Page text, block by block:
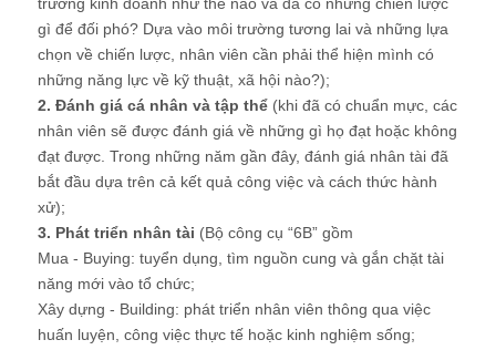
gì để đối phó? Dựa vào môi trường tương lai và những lựa
chọn về chiến lược, nhân viên cần phải thể hiện mình có
những năng lực về kỹ thuật, xã hội nào?);
2. Đánh giá cá nhân và tập thể (khi đã có chuẩn mực, các
nhân viên sẽ được đánh giá về những gì họ đạt hoặc không
đạt được. Trong những năm gần đây, đánh giá nhân tài đã
bắt đầu dựa trên cả kết quả công việc và cách thức hành
xử);
3. Phát triển nhân tài (Bộ công cụ “6B” gồm
Mua - Buying: tuyển dụng, tìm nguồn cung và gắn chặt tài
năng mới vào tổ chức;
Xây dựng - Building: phát triển nhân viên thông qua việc
huấn luyện, công việc thực tế hoặc kinh nghiệm sống;